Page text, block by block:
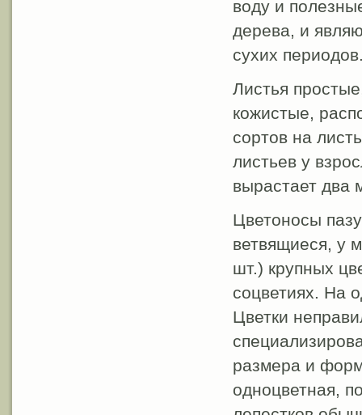
воду и
дерева, и
сухих
Листья
кожистые,
сортов на
листьев у
вырастает два
Цветоносы
ветвящиеся, у
шт.) крупных
соцветиях. На
Цветки
размера и
одноцветная,